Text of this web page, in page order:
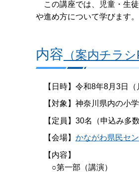
この講座では、児童・生
や進め方について学びます。
内容 （案内チラ
【日時】令和8年8月3日
【対象】神奈川県内の小
【定員】30名（申込み多
【会場】 かながわ県民セ
【内容】
○第一部（講演）